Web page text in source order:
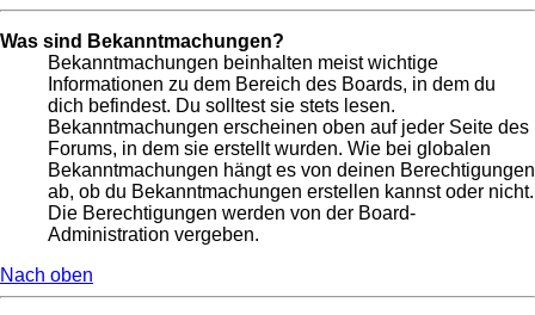
Was sind Bekanntmachungen?
Bekanntmachungen beinhalten meist wichtige
Informationen zu dem Bereich des Boards, in dem du
dich befindest. Du solltest sie stets lesen.
Bekanntmachungen erscheinen oben auf jeder Seite des
Forums, in dem sie erstellt wurden. Wie bei globalen
Bekanntmachungen hängt es von deinen Berechtigungen
ab, ob du Bekanntmachungen erstellen kannst oder nicht.
Die Berechtigungen werden von der Board-
Administration vergeben.
Nach oben